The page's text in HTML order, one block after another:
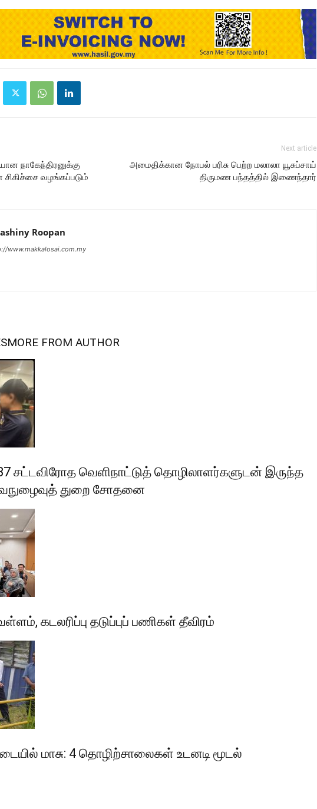
நாகேந்திரனுக்கு
வழங்கப்படும்
Next article
அமைதிக்கான நோபல் பரிசு பெற்ற மலாலா யூசுப்சாய்
திருமண பந்தத்தில் இணைந்தார்
Roopan
www.makkalosai.com.my
MORE FROM AUTHOR
சட்டவிரோத வெளிநாட்டுத் தொழிலாளர்களுடன் இருந்த
துறை சோதனை
கடலரிப்பு தடுப்புப் பணிகள் தீவிரம்
மாசு: 4 தொழிற்சாலைகள் உடனடி மூடல்